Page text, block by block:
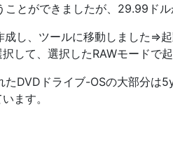
とができましたが、29.99ドル
し、ツールに移動しました=>
して、選択したRAWモードで
DVDドライブ-OSの大部分は
ます。